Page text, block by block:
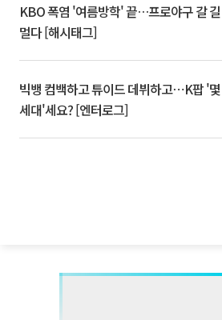
KBO 폭염 '여름방학' 끝…프로야구 갈 길
멀다 [해시태그]
빅뱅 컴백하고 튜이드 데뷔하고⋯K팝 '몇
세대'세요? [엔터로그]